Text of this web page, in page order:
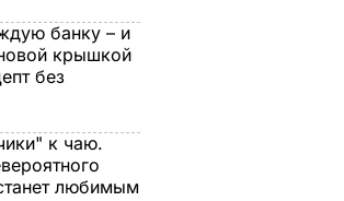
навязывать
Драпатый
какую
выбрал
БУЛЬВАР
банку – и
крышкой
без
к чаю.
любимым